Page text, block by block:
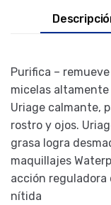
Purifica –
micelas
Uriage calmante,
rostro y ojos.
grasa logra
maquillajes
acción reguladora
nítida